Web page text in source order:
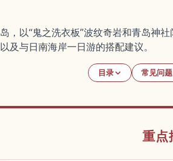
，以“鬼之洗衣板”波纹奇岩和青岛神
及与日南海岸一日游的搭配建议。
目录 常见问题
重点